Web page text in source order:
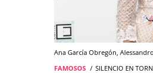
Ana García Obregón,
FAMOSOS
SILENCIO EN